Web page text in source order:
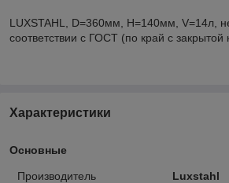
LUXSTAHL, D=360мм, Н=140мм, V=14л,
соответствии с ГОСТ (по край с
Характеристики
Основные
Производитель
Luxstahl